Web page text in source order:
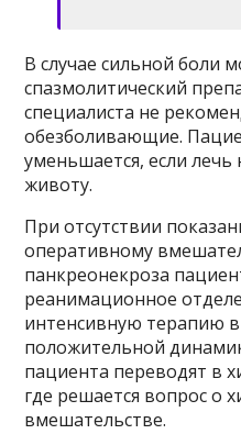
В случае сильной боли
спазмолитический
специалиста не
обезболивающие.
уменьшается, если лечь
животу.
При отсутствии
оперативному
панкреонекроза
реанимационное
интенсивную терапию в
положительной
пациента переводят в
где решается вопрос о
вмешательстве.